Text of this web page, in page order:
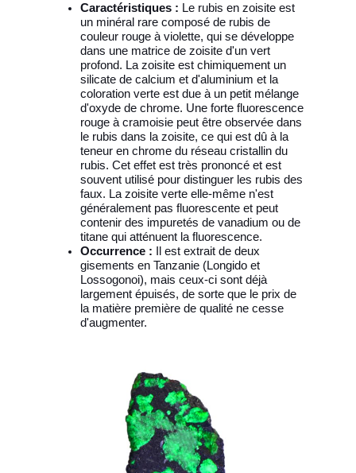
Caractéristiques : Le rubis en zoisite est
un minéral rare composé de rubis de
couleur rouge à violette, qui se développe
dans une matrice de zoisite d'un vert
profond. La zoisite est chimiquement un
silicate de calcium et d'aluminium et la
coloration verte est due à un petit mélange
d'oxyde de chrome. Une forte fluorescence
rouge à cramoisie peut être observée dans
le rubis dans la zoisite, ce qui est dû à la
teneur en chrome du réseau cristallin du
rubis. Cet effet est très prononcé et est
souvent utilisé pour distinguer les rubis des
faux. La zoisite verte elle-même n'est
généralement pas fluorescente et peut
contenir des impuretés de vanadium ou de
titane qui atténuent la fluorescence.
Occurrence :
Il est extrait de deux
gisements en Tanzanie (Longido et
Lossogonoi), mais ceux-ci sont déjà
largement épuisés, de sorte que le prix de
la matière première de qualité ne cesse
d'augmenter.